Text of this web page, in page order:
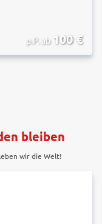
p.P. ab 100€
bleiben
wir die Welt!